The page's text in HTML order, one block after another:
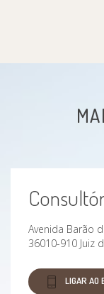
Crenças
Avenida Barão
36010-910 Juiz
LIGAR AO